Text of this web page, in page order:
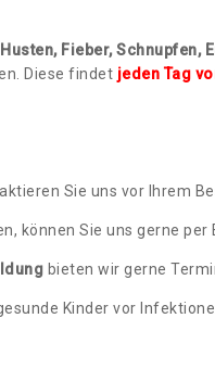
Fieber,
Diese findet jeden Tag
Sie uns vor Ihrem
können Sie uns gerne
bieten wir gerne
Kinder vor